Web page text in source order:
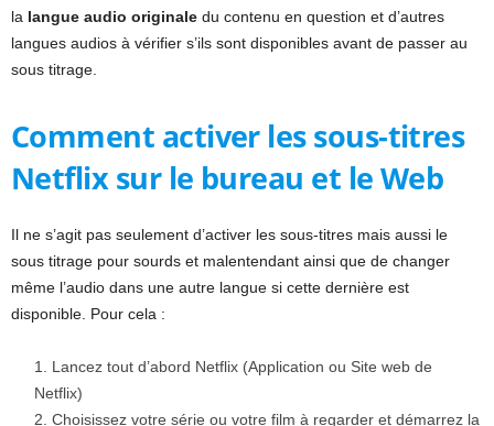
la langue audio originale du contenu en question et d’autres
langues audios à vérifier s’ils sont disponibles avant de passer au
sous titrage.
Comment activer les sous-titres
Netflix sur le bureau et le Web
Il ne s’agit pas seulement d’activer les sous-titres mais aussi le
sous titrage pour sourds et malentendant ainsi que de changer
même l’audio dans une autre langue si cette dernière est
disponible. Pour cela :
Lancez tout d’abord Netflix (Application ou Site web de
Netflix)
Choisissez votre série ou votre film à regarder et démarrez la